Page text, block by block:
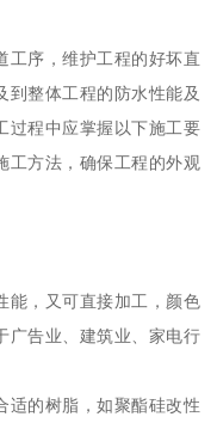
工序，维护工程的好坏直
到整体工程的防水性能及
过程中应掌握以下施工要
工方法，确保工程的外观
能，又可直接加工，颜色
广告业、建筑业、家电行
适的树脂，如聚酯硅改性